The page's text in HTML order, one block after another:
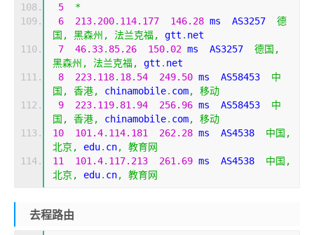
5
*
6
213.200. 114.177 146.28 ms  AS3257 德
国,
黑森州, 法兰克福, gtt . net
7
46.33. 85.26 150.02 ms  AS3257 德国,
黑森州,
法兰克福, gtt . net
8
223.118. 18.54 249.50 ms  AS58453 中
国,
香港, chinamobile. com,
移动
9
223.119. 81.94 256.96 ms  AS58453 中
国,
香港, chinamobile. com,
移动
10
101.4. 114.181 262.28 ms  AS4538 中国,
北京,
edu. cn,
教育网
11
101.4. 117.213 261.69 ms  AS4538 中国,
北京,
edu. cn, 教育网
去程路由